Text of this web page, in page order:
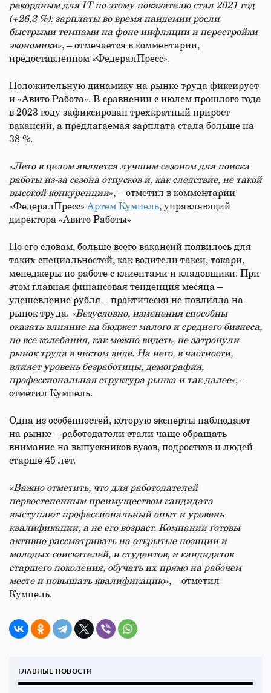
рекордным для IT по этому показателю стал 2021 год
(+26,3 %): зарплаты во время пандемии росли
быстрыми темпами на фоне инфляции и перестройки
экономики», – отмечается в комментарии,
предоставленном «ФедералПресс».
Положительную динамику на рынке труда фиксирует
и «Авито Работа». В сравнении с июлем прошлого года
в 2023 году зафиксирован трехкратный прирост
вакансий, а предлагаемая зарплата стала больше на
38 %.
«Лето в целом является лучшим сезоном для поиска
работы из-за сезона отпусков и, как следствие, не такой
высокой конкуренции», – отметил в комментарии
«ФедералПресс» Артем Кумпель, управляющий
директора «Авито Работы»
По его словам, больше всего вакансий появилось для
таких специальностей, как водители такси, токари,
менеджеры по работе с клиентами и кладовщики. При
этом главная финансовая тенденция месяца –
удешевление рубля – практически не повлияла на
рынок труда. «Безусловно, изменения способны
оказать влияние на бюджет малого и среднего бизнеса,
но все колебания, как можно видеть, не затронули
рынок труда в чистом виде. На него, в частности,
влияет уровень безработицы, демография,
профессиональная структура рынка и так далее», –
отметил Кумпель.
Одна из особенностей, которую эксперты наблюдают
на рынке – работодатели стали чаще обращать
внимание на выпускников вузов, подростков и людей
старше 45 лет.
«Важно отметить, что для работодателей
первостепенным преимуществом кандидата
выступают профессиональный опыт и уровень
квалификации, а не его возраст. Компании готовы
активно рассматривать на открытые позиции и
молодых соискателей, и студентов, и кандидатов
старшего поколения, обучать их прямо на рабочем
месте и повышать квалификацию», – отметил
Кумпель.
ГЛАВНЫЕ НОВОСТИ